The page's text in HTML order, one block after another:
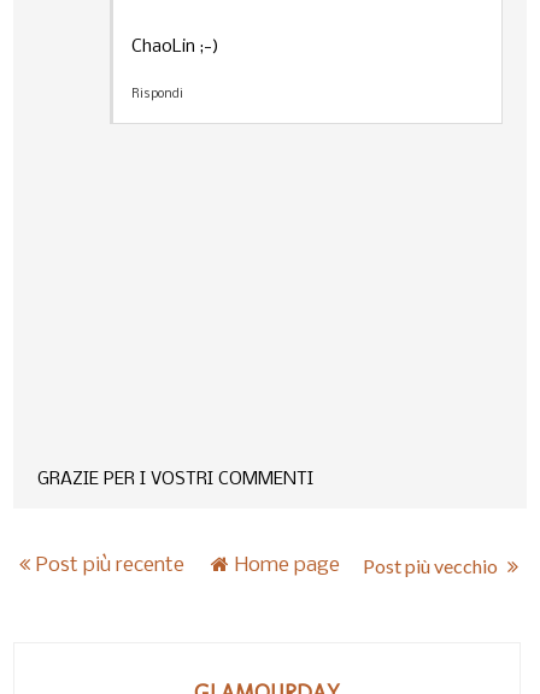
ChaoLin ;-)
Rispondi
GRAZIE PER I VOSTRI COMMENTI
Post più recente Post più vecchio
Home page